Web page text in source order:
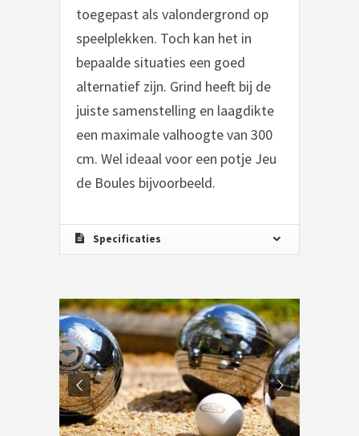
toegepast als valondergrond op
speelplekken. Toch kan het in
bepaalde situaties een goed
alternatief zijn. Grind heeft bij de
juiste samenstelling en laagdikte
een maximale valhoogte van 300
cm. Wel ideaal voor een potje Jeu
de Boules bijvoorbeeld.
Specificaties